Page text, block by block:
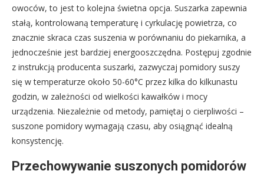
owoców, to jest to kolejna świetna opcja. Suszarka zapewnia
stałą, kontrolowaną temperaturę i cyrkulację powietrza, co
znacznie skraca czas suszenia w porównaniu do piekarnika, a
jednocześnie jest bardziej energooszczędna. Postępuj zgodnie
z instrukcją producenta suszarki, zazwyczaj pomidory suszy
się w temperaturze około 50-60°C przez kilka do kilkunastu
godzin, w zależności od wielkości kawałków i mocy
urządzenia. Niezależnie od metody, pamiętaj o cierpliwości –
suszone pomidory wymagają czasu, aby osiągnąć idealną
konsystencję.
Przechowywanie suszonych pomidorów